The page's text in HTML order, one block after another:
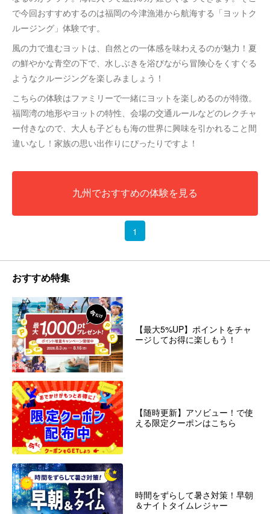
で今回おすすめするのは福岡の今津漁港から航海する「ヨットク
ルージング」体験です。
風の力で進むヨットは、自然との一体感を味わえるのが魅力！夏
の鮮やかな青空の下で、水しぶきを浴びながら冒険心をくすぐる
ようなクルージングを楽しみましょう！
こちらの体験はファミリーで一緒にヨットを楽しめるのが特徴。
福岡湾の地形やヨットの特性、会場の交通ルールなどのレクチャ
ー付きなので、大人も子どもも海の世界に興味を引かれること間
違いなし！家族の思い出作りにぴったりですよ！
九州でおすすめの体験を見る
1
おすすめ特集
【最大5%UP】ポイントをチャ
ージしてお得に楽しもう！
【随時更新】アソビュー！で使
える限定クーポンはこちら
時間をずらして暑さ対策！早朝
＆ナイトタイムレジャー